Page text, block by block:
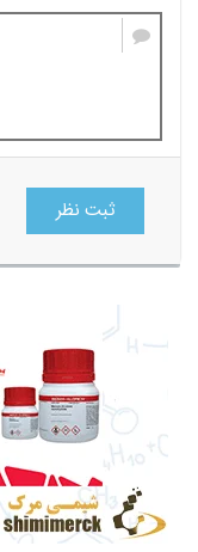
ثبت نظر